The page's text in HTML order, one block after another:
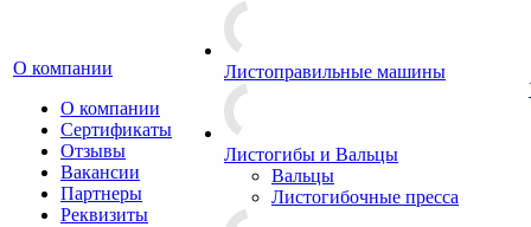
О компании
О компании
Сертификаты
Отзывы
Вакансии
Партнеры
Реквизиты
Листоправильные машины
Листогибы и Вальцы
Вальцы
Листогибочные пресса